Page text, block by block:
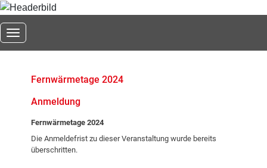
Toggle navigation
Fernwärmetage 2024
Anmeldung
Fernwärmetage 2024
Die Anmeldefrist zu dieser Veranstaltung wurde bereits
überschritten.